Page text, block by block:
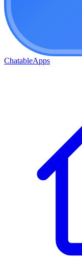
ChatableApps